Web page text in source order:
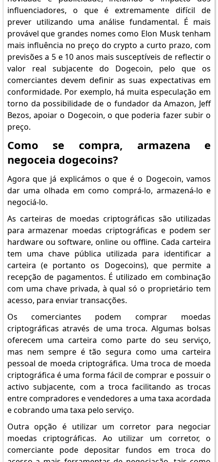
influenciadores, o que é extremamente difícil de
prever utilizando uma análise fundamental. É mais
provável que grandes nomes como Elon Musk tenham
mais influência no preço do crypto a curto prazo, com
previsões a 5 e 10 anos mais susceptíveis de reflectir o
valor real subjacente do Dogecoin, pelo que os
comerciantes devem definir as suas expectativas em
conformidade. Por exemplo, há muita especulação em
torno da possibilidade de o fundador da Amazon, Jeff
Bezos, apoiar o Dogecoin, o que poderia fazer subir o
preço.
Como se compra, armazena e
negoceia dogecoins?
Agora que já explicámos o que é o Dogecoin, vamos
dar uma olhada em como comprá-lo, armazená-lo e
negociá-lo.
As carteiras de moedas criptográficas são utilizadas
para armazenar moedas criptográficas e podem ser
hardware ou software, online ou offline. Cada carteira
tem uma chave pública utilizada para identificar a
carteira (e portanto os Dogecoins), que permite a
recepção de pagamentos. É utilizado em combinação
com uma chave privada, à qual só o proprietário tem
acesso, para enviar transacções.
Os comerciantes podem comprar moedas
criptográficas através de uma troca. Algumas bolsas
oferecem uma carteira como parte do seu serviço,
mas nem sempre é tão segura como uma carteira
pessoal de moeda criptográfica. Uma troca de moeda
criptográfica é uma forma fácil de comprar e possuir o
activo subjacente, com a troca facilitando as trocas
entre compradores e vendedores a uma taxa acordada
e cobrando uma taxa pelo serviço.
Outra opção é utilizar um corretor para negociar
moedas criptográficas. Ao utilizar um corretor, o
comerciante pode depositar fundos em troca do